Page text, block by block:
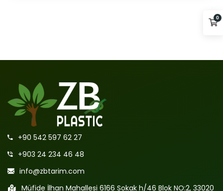
+90 542 597 62 27
+903 24 234 46 48
info@zbtarim.com
Müfide İlhan Mahallesi 6166 Sokak h/46 Blok NO:2, 33020
0